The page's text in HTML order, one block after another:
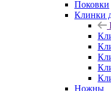
Поковки
Клинки
Ножны